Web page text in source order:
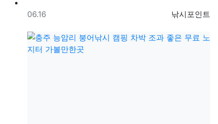
등록자
낚시포인트
등록일
06.16